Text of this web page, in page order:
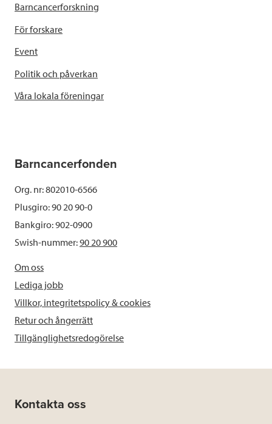
Barncancerforskning
För forskare
Event
Politik och påverkan
Våra lokala föreningar
Barncancerfonden
Org. nr: 802010-6566
Plusgiro: 90 20 90-0
Bankgiro: 902-0900
Swish-nummer:90 20 900
Om oss
Lediga jobb
Villkor, integritetspolicy & cookies
Retur och ångerrätt
Tillgänglighetsredogörelse
Kontakta oss